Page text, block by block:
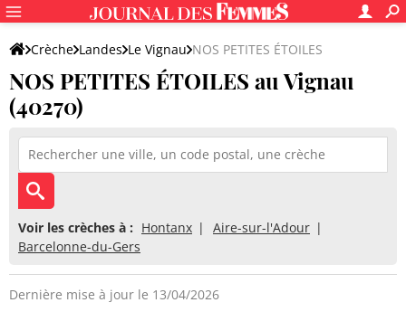
Crèche Landes Le Vignau NOS PETITES ÉTOILES
NOS PETITES ÉTOILES au Vignau
(40270)
Voir les crèches à : Hontanx
Aire-sur-l'Adour
Barcelonne-du-Gers
Dernière mise à jour le 13/04/2026